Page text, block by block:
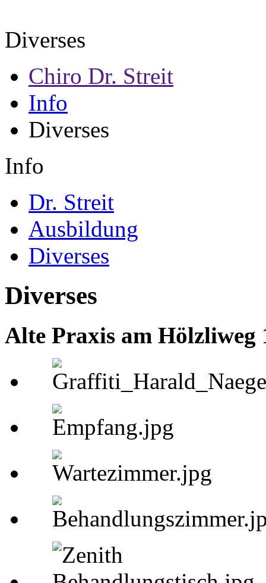
Diverses
Chiro Dr. Streit
Info
Diverses
Info
Dr. Streit
Ausbildung
Diverses
Diverses
Alte Praxis am Hölzliweg